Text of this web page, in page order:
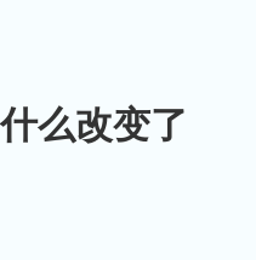
么改变了